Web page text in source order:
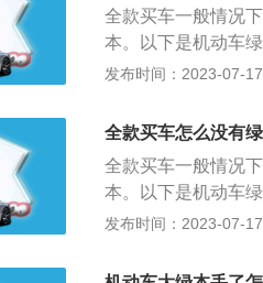
全款买车一般情况
本。以下是机动车
想尽快拿到绿本，
当车主办理完成上
该绿本由车辆所有
发布时间：2023-07-
全款买车怎么没有
全款买车一般情况
本。以下是机动车
想尽快拿到绿本，
当车主办理完成上
发布时间：2023-07-